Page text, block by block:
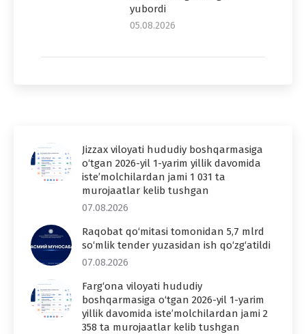
yubordi
05.08.2026
Jizzax viloyati hududiy boshqarmasiga
o‘tgan 2026-yil 1-yarim yillik davomida
iste’molchilardan jami 1 031 ta
murojaatlar kelib tushgan
07.08.2026
Raqobat qo‘mitasi tomonidan 5,7 mlrd
so‘mlik tender yuzasidan ish qo‘zg‘atildi
07.08.2026
Farg‘ona viloyati hududiy
boshqarmasiga o‘tgan 2026-yil 1-yarim
yillik davomida iste’molchilardan jami 2
358 ta murojaatlar kelib tushgan